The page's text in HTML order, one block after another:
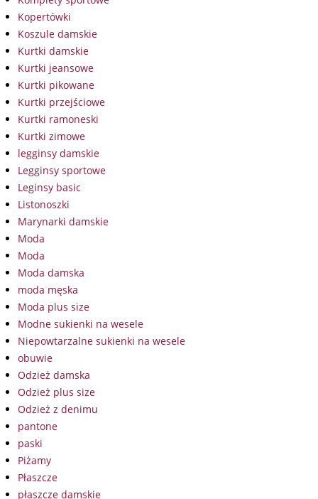
Kopertówki
Koszule damskie
Kurtki damskie
Kurtki jeansowe
Kurtki pikowane
Kurtki przejściowe
Kurtki ramoneski
Kurtki zimowe
legginsy damskie
Legginsy sportowe
Leginsy basic
Listonoszki
Marynarki damskie
Moda
Moda
Moda damska
moda męska
Moda plus size
Modne sukienki na wesele
Niepowtarzalne sukienki na wesele
obuwie
Odzież damska
Odzież plus size
Odzież z denimu
pantone
paski
Piżamy
Płaszcze
płaszcze damskie